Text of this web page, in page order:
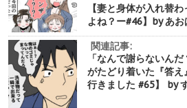
【妻と身体が入れ替
よね？ー#46】by あお
関連記事:
「なんで謝らないん
がたどり着いた『答
行きました #65】 by